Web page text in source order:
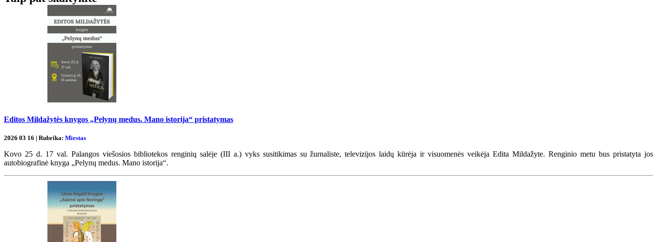
Editos Mildažytės knygos „Pelynų medus. Mano istorija“ pristatymas
2026 03 16 | Rubrika: Miestas
Kovo 25 d. 17 val. Palangos viešosios bibliotekos renginių salėje (III a.) vyks susitikimas su žurnaliste, televizijos laidų kūrėja ir visuomenės veikėja Edita Mildažyte. Renginio metu bus pristatyta jos
autobiografinė knyga „Pelynų medus. Mano istorija“.